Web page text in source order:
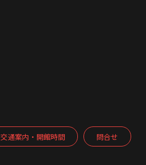
交通案内・開館時間 問合せ